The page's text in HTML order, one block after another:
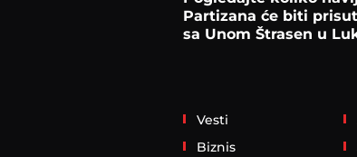
Partizana će biti
sa Unom Štrasen u
Vesti
Biznis